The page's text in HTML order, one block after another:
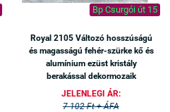
Bp Csurgói út 15
Royal 2105 Változó hosszúságú
és magasságú fehér-szürke kő és
alumínium ezüst kristály
berakással dekormozaik
JELENLEGI ÁR:
7 102 Ft + ÁFA